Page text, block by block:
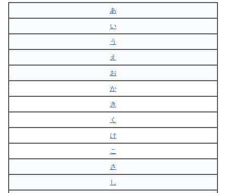
あ
い
う
え
お
か
き
く
け
こ
さ
し